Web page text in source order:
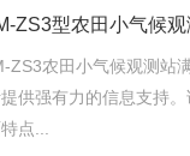
ZS3型农田小气候
ZS3农田小气候观测站
供强有力的信息支持
点...